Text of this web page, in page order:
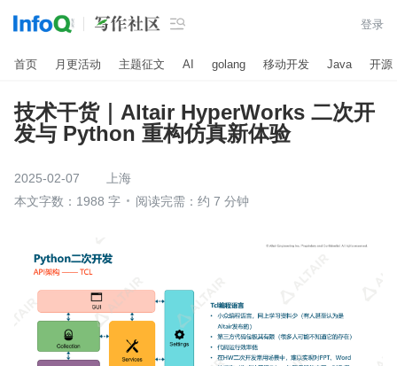
 登录
首页 月更活动 主题征文 AI golang 移动开发 Java 开源
技术干货｜Altair HyperWorks 二次开
发与 Python 重构仿真新体验
2025-02-07
上海
本文字数：1988 字
阅读完需：约 7 分钟